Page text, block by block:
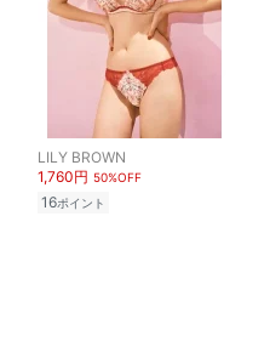
LILY BROWN
1,760円 50%OFF
16ポイント